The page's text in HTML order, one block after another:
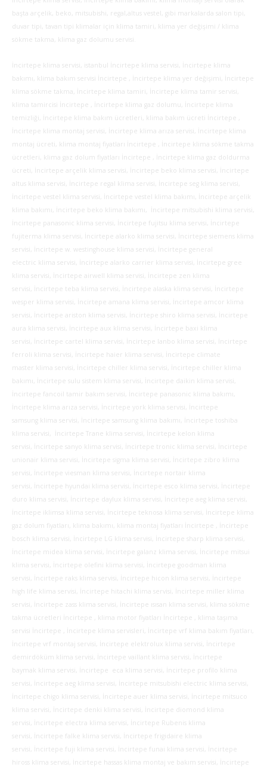
başta arçelik, beko, mitsubishi, regal,altus vestel, gibi markalarda salon tipi,
duvar tipi, tavan tipi klimalar için klima tamiri, klima yer değişimi / klima
sökme takma, klima gaz dolumu servisi.
İncirtepe klima servisi, istanbul İncirtepe klima servisi, İncirtepe klima
bakımı, klima bakım servisi İncirtepe , İncirtepe klima yer değişimi, İncirtepe
klima sökme takma, İncirtepe klima tamiri, İncirtepe klima tamir servisi,
klima tamircisi İncirtepe , İncirtepe klima gaz dolumu, İncirtepe klima
temizliği, İncirtepe klima bakım ücretleri, klima bakım ücreti İncirtepe ,
İncirtepe klima montaj servisi, İncirtepe klima arıza servisi, İncirtepe klima
montaj ücreti, klima montaj fiyatları İncirtepe , İncirtepe klima sökme takma
ücretleri, klima gaz dolum fiyatları İncirtepe , İncirtepe klima gaz doldurma
ücreti, İncirtepe arçelik klima servisi, İncirtepe beko klima servisi, İncirtepe
altus klima servisi, İncirtepe regal klima servisi, İncirtepe seg klima servisi,
İncirtepe vestel klima servisi, İncirtepe vestel klima bakımı, İncirtepe arçelik
klima bakımı, İncirtepe beko klima bakımı, İncirtepe mitsubishi klima servisi,
İncirtepe panasonic klima servisi, İncirtepe fujitsu klima servisi, İncirtepe
fujiterma klima servisi, İncirtepe alarko klima servisi, İncirtepe siemens klima
servisi, İncirtepe w. westinghouse klima servisi, İncirtepe general
electric klima servisi, İncirtepe alarko carrier klima servisi, İncirtepe gree
klima servisi, İncirtepe airwell klima servisi, İncirtepe zen klima
servisi, İncirtepe teba klima servisi, İncirtepe alaska klima servisi, İncirtepe
wesper klima servisi, İncirtepe amana klima servisi, İncirtepe amcor klima
servisi, İncirtepe ariston klima servisi, İncirtepe shiro klima servisi, İncirtepe
aura klima servisi, İncirtepe aux klima servisi, İncirtepe baxi klima
servisi, İncirtepe cartel klima servisi, İncirtepe lanbo klima servisi, İncirtepe
ferroli klima servisi, İncirtepe haier klima servisi, İncirtepe climate
master klima servisi, İncirtepe chiller klima servisi, İncirtepe chiller klima
bakımı, İncirtepe sulu sistem klima servisi, İncirtepe daikin klima servisi,
İncirtepe fancoil tamir bakım servisi, İncirtepe panasonic klima bakımı,
İncirtepe klima arıza servisi, İncirtepe york klima servisi, İncirtepe
samsung klima servisi, İncirtepe samsung klima bakımı, İncirtepe toshiba
klima servisi, İncirtepe Trane klima servisi, İncirtepe kelon klima
servisi, İncirtepe sanyo klima servisi, İncirtepe tronic klima servisi, İncirtepe
unionair klima servisi, İncirtepe sigma klima servisi, İncirtepe zibro klima
servisi, İncirtepe viesman klima servisi, İncirtepe nortair klima
servisi, İncirtepe hyundai klima servisi, İncirtepe esco klima servisi, İncirtepe
duro klima servisi, İncirtepe daylux klima servisi, İncirtepe aeg klima servisi,
İncirtepe iklimsa klima servisi, İncirtepe teknosa klima servisi, İncirtepe klima
gaz dolum fiyatları, klima bakımı, klima montaj fiyatları İncirtepe , İncirtepe
bosch klima servisi, İncirtepe LG klima servisi, İncirtepe sharp klima servisi,
İncirtepe midea klima servisi, İncirtepe galanz klima servisi, İncirtepe mitsui
klima servisi, İncirtepe olefini klima servisi, İncirtepe goodman klima
servisi, İncirtepe raks klima servisi, İncirtepe hicon klima servisi, İncirtepe
high life klima servisi, İncirtepe hitachi klima servisi, İncirtepe miller klima
servisi, İncirtepe zass klima servisi, İncirtepe ısısan klima servisi, klima sökme
takma ücretleri İncirtepe , klima motor fiyatları İncirtepe , klima taşıma
servisi İncirtepe , İncirtepe klima servisleri, İncirtepe vrf klima bakım fiyatları,
İncirtepe vrf montaj servisi, İncirtepe elektrolux klima servisi, İncirtepe
demirdöküm klima servisi, İncirtepe vaillant klima servisi, İncirtepe
baymak klima servisi, İncirtepe eca klima servisi, İncirtepe profilo klima
servisi, İncirtepe aeg klima servisi, İncirtepe mitsubishi electric klima servisi,
İncirtepe chigo klima servisi, İncirtepe auer klima servisi, İncirtepe mitsuco
klima servisi, İncirtepe denki klima servisi, İncirtepe diomond klima
servisi, İncirtepe electra klima servisi, İncirtepe Rubenis klima
servisi, İncirtepe falke klima servisi, İncirtepe frigidaire klima
servisi, İncirtepe fuji klima servisi, İncirtepe funai klima servisi,
İncirtepe
hiross klima servisi, İncirtepe hassas klima montaj ve bakım servisi, İncirtepe